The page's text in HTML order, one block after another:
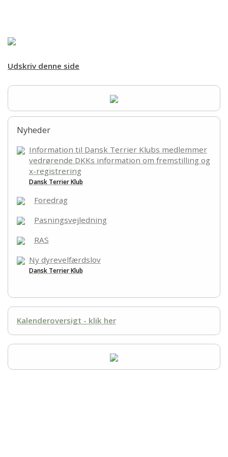
Hjem
Om racen
Opdræt
Træning
Sundhed
Aktiviteter
Udstilling
Links
Udskriv denne side
Nyheder
Information til Dansk Terrier Klubs medlemmer
vedrørende DKKs information om fremstilling og
x-registrering
Dansk Terrier Klub
Foredrag
Pasningsvejledning
RAS
Ny dyrevelfærdslov
Dansk Terrier Klub
Kalenderoversigt - klik her